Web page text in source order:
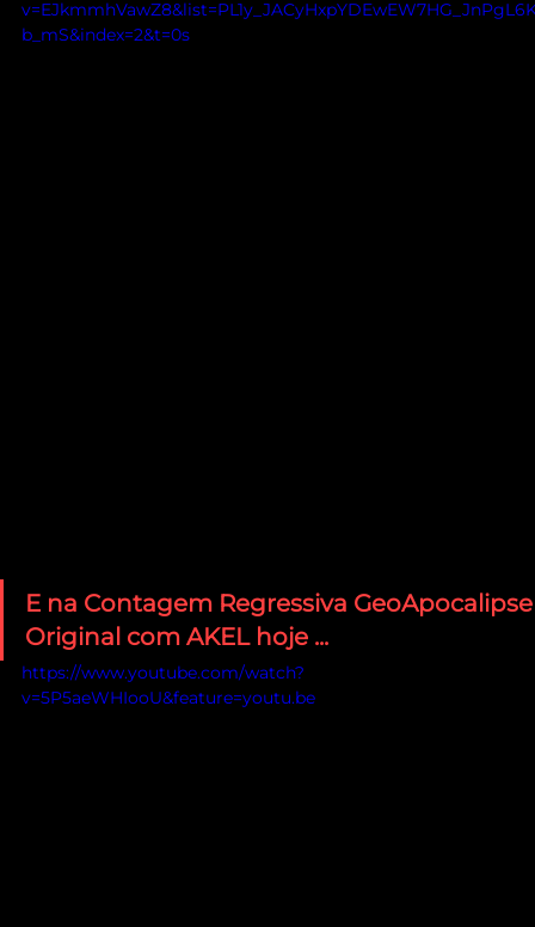
b_mS&index=2&t=0s
E na Contagem Regressiva
Original com AKEL hoje ...
https://www.youtube.com/watch?
v=5P5aeWHIooU&feature=youtu.be